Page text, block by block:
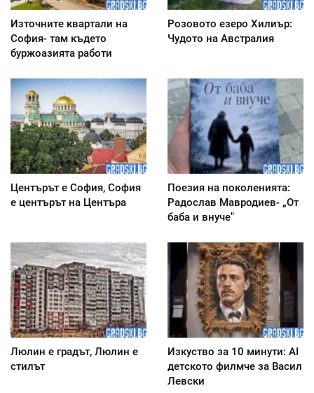
Източните квартали на
София- там където
буржоазията работи
Розовото езеро Хилиър:
Чудото на Австралия
Центърът е София, София
е центърът на Центъра
Поезия на поколенията:
Радослав Мавродиев- „От
баба и внуче"
Люлин е градът, Люлин е
стилът
Изкуство за 10 минути: AI
детското филмче за Васил
Левски